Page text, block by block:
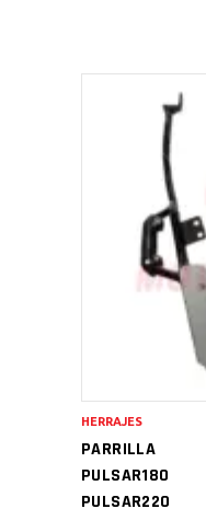
PARRILLA
PULSAR180
PULSAR220
HERRAJES